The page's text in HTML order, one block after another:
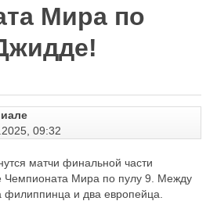
Мира по
09:32
матчи финальной части
Чемпионата Мира по пулу 9. Между
филиппинца и два европейца.